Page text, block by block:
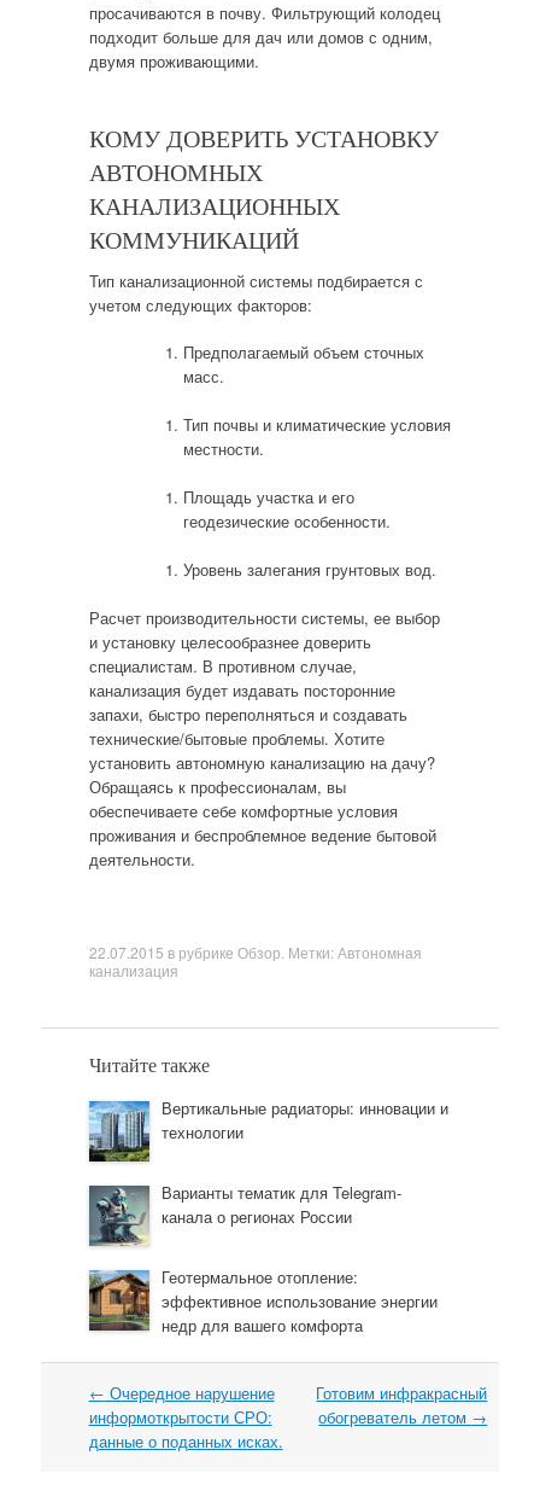
просачиваются в почву. Фильтрующий колодец
подходит больше для дач или домов с одним,
двумя проживающими.
КОМУ ДОВЕРИТЬ УСТАНОВКУ
АВТОНОМНЫХ
КАНАЛИЗАЦИОННЫХ
КОММУНИКАЦИЙ
Тип канализационной системы подбирается с
учетом следующих факторов:
Предполагаемый объем сточных
масс.
Тип почвы и климатические условия
местности.
Площадь участка и его
геодезические особенности.
Уровень залегания грунтовых вод.
Расчет производительности системы, ее выбор
и установку целесообразнее доверить
специалистам. В противном случае,
канализация будет издавать посторонние
запахи, быстро переполняться и создавать
технические/бытовые проблемы. Хотите
установить автономную канализацию на дачу?
Обращаясь к профессионалам, вы
обеспечиваете себе комфортные условия
проживания и беспроблемное ведение бытовой
деятельности.
22.07.2015 в рубрике Обзор . Метки:Автономная
канализация
Читайте также
Вертикальные радиаторы: инновации и
технологии
Варианты тематик для Telegram-
канала о регионах России
Геотермальное отопление:
эффективное использование энергии
недр для вашего комфорта
Навигация
← Очередное нарушение
информоткрытости СРО:
данные о поданных исках.
Готовим инфракрасный
обогреватель летом →